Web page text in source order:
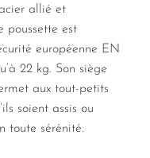
allié et
poussette est
européenne EN
22 kg. Son siège
aux tout-petits
soient assis ou
toute sérénité.